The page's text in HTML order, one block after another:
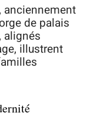
anciennement
de palais
alignés
illustrent